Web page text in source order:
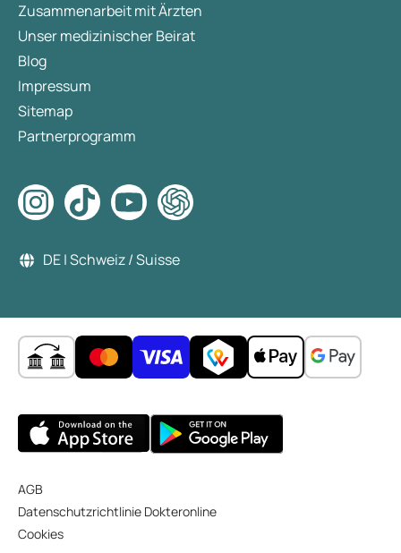
Zusammenarbeit mit Ärzten
Unser medizinischer Beirat
Blog
Impressum
Sitemap
Partnerprogramm
DE | Schweiz / Suisse
AGB
Datenschutzrichtlinie Dokteronline
Cookies